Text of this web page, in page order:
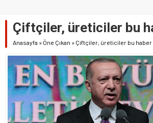
Çiftçiler, üreticiler bu
Anasayfa » Öne Çıkan » Çiftçiler, üreticiler bu haber